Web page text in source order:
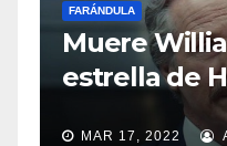
FARÁNDULA
Muere
estrella de
MAR 17, 2022